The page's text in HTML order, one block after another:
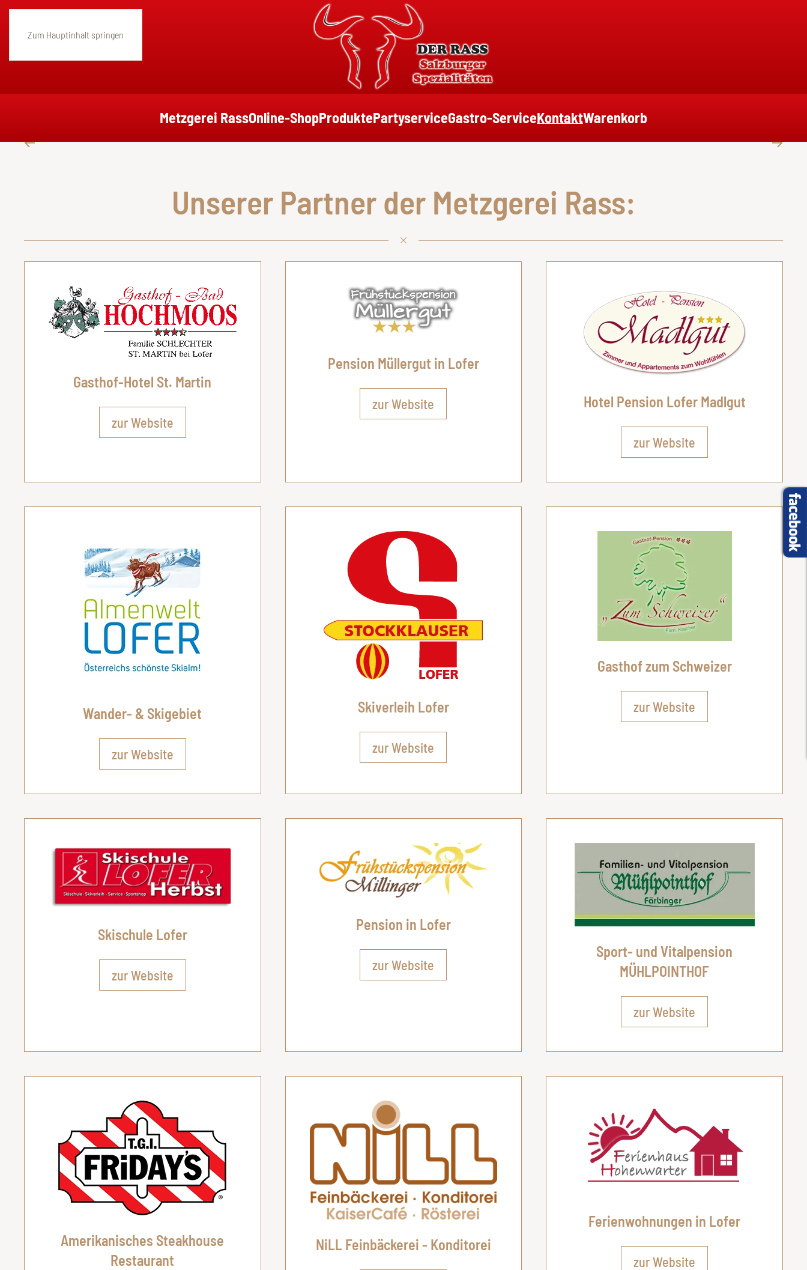
Zum Hauptinhalt springen
Metzgerei RassOnline-ShopProduktePartyserviceGastro-ServiceKontaktWarenkorb
Unserer Partner der Metzgerei Rass:
Gasthof-Hotel St. Martin
zur Website
Pension Müllergut in Lofer
zur Website Hotel Pension Lofer Madlgut
zur Website
Wander- & Skigebiet
zur Website
Skiverleih Lofer
zur Website
Gasthof zum Schweizer
zur Website
Skischule Lofer
zur Website
Pension in Lofer
zur Website
Sport- und Vitalpension
MÜHLPOINTHOF
zur Website
Amerikanisches Steakhouse
Restaurant
NiLL Feinbäckerei - Konditorei
Ferienwohnungen in Lofer
zur Website